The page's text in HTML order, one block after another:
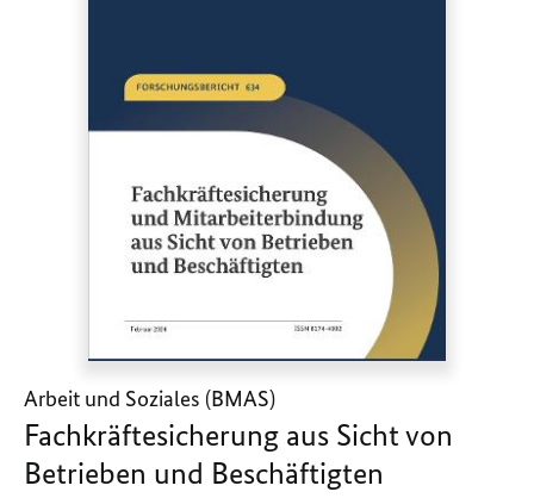
Arbeit und Soziales (BMAS)
Fachkräftesicherung aus Sicht von
Betrieben und Beschäftigten